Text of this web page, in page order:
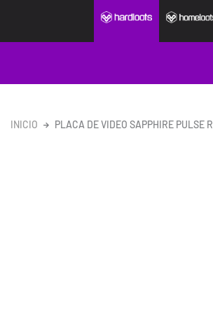
contenido
INICIO PLACA DE VIDEO SAPPHIRE PULSE